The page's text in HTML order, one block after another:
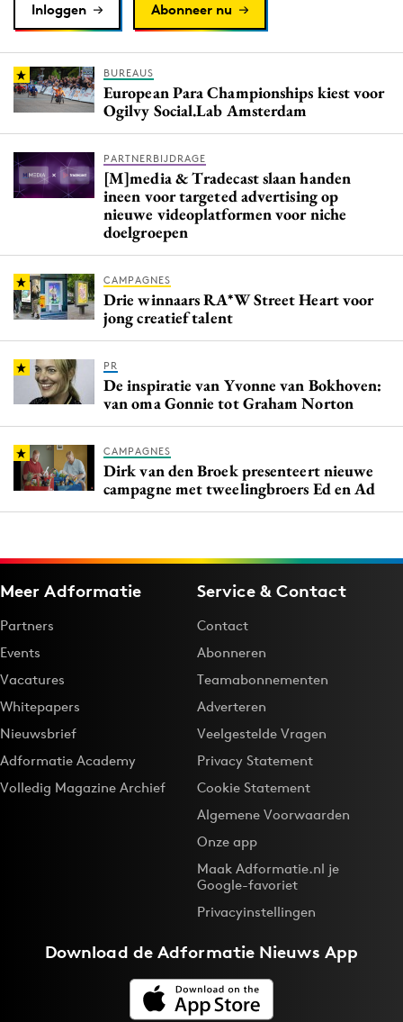
Inloggen Abonneer nu
BUREAUS
European Para Championships kiest voor
Ogilvy Social.Lab Amsterdam
PARTNERBIJDRAGE
[M]media & Tradecast slaan handen
ineen voor targeted advertising op
nieuwe videoplatformen voor niche
doelgroepen
CAMPAGNES
Drie winnaars RA*W Street Heart voor
jong creatief talent
PR
De inspiratie van Yvonne van Bokhoven:
van oma Gonnie tot Graham Norton
CAMPAGNES
Dirk van den Broek presenteert nieuwe
campagne met tweelingbroers Ed en Ad
Meer Adformatie
Partners
Events
Vacatures
Whitepapers
Nieuwsbrief
Adformatie Academy
Volledig Magazine Archief
Service & Contact
Contact
Abonneren
Teamabonnementen
Adverteren
Veelgestelde Vragen
Privacy Statement
Cookie Statement
Algemene Voorwaarden
Onze app
Maak Adformatie.nl je
Google-favoriet
Privacyinstellingen
Download deAdformatie Nieuws App